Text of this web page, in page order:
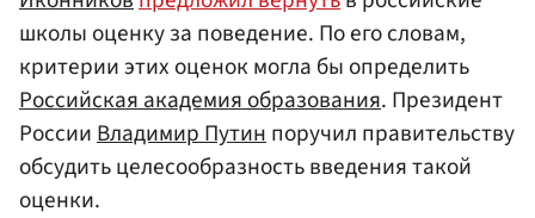
школы оценку за поведение. По его словам,
критерии этих оценок могла бы определить
Российская академия образования. Президент
РоссииВладимир Путинпоручил правительству
обсудить целесообразность введения такой
оценки.